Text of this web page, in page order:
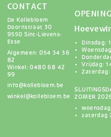
CONTACT
De Kollebloem
Doornstraat 30
9550 Sint-Lievens-
Esse
Algemeen: 054 34 36
82
Winkel: 0480 68 42
99
info@kollebloem.be
winkel@kollebloem.be
Dinsdag:
Vrijdag:
Zaterdag:
ZOMER
zaterdag